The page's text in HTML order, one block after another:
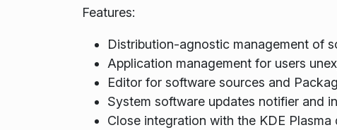
Features:
Distribution-agnostic management of
Application management for users
Editor for software sources and
System software updates notifier and
Close integration with the KDE Plasma